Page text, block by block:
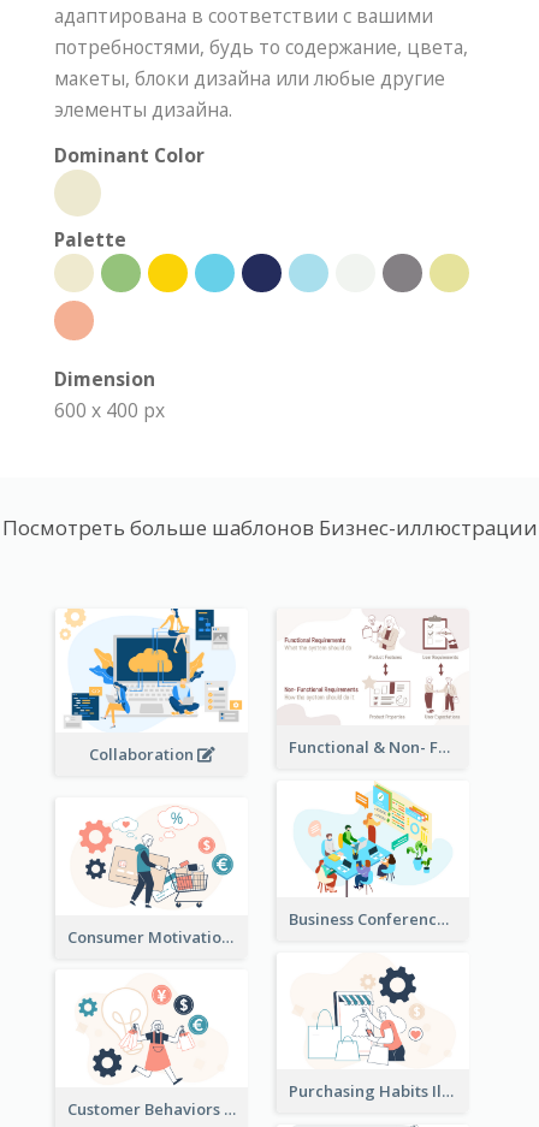
адаптирована в соответствии с вашими
потребностями, будь то содержание, цвета,
макеты, блоки дизайна или любые другие
элементы дизайна.
Dominant Color
Palette
Dimension
600 x 400 px
Посмотреть больше шаблонов Бизнес-иллюстрации
Collaboration Functional & Non- Functional Requirements Illustration
Business Conference Illustration
Consumer Motivation Illustration
Purchasing Habits Illustration
Customer Behaviors Illustration